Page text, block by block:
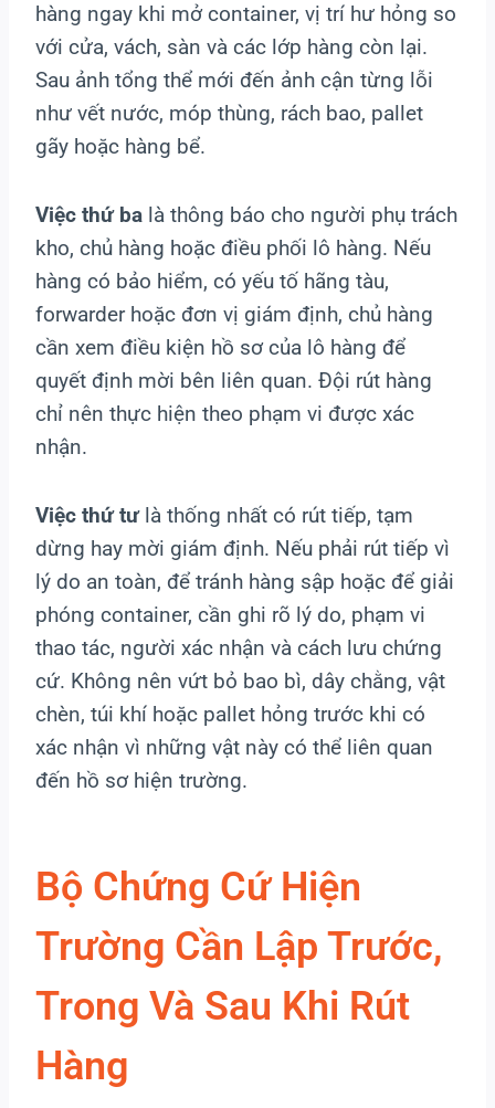
hàng ngay khi mở container, vị trí hư hỏng so
với cửa, vách, sàn và các lớp hàng còn lại.
Sau ảnh tổng thể mới đến ảnh cận từng lỗi
như vết nước, móp thùng, rách bao, pallet
gãy hoặc hàng bể.
Việc thứ ba là thông báo cho người phụ trách
kho, chủ hàng hoặc điều phối lô hàng. Nếu
hàng có bảo hiểm, có yếu tố hãng tàu,
forwarder hoặc đơn vị giám định, chủ hàng
cần xem điều kiện hồ sơ của lô hàng để
quyết định mời bên liên quan. Đội rút hàng
chỉ nên thực hiện theo phạm vi được xác
nhận.
Việc thứ tưlà thống nhất có rút tiếp, tạm
dừng hay mời giám định. Nếu phải rút tiếp vì
lý do an toàn, để tránh hàng sập hoặc để giải
phóng container, cần ghi rõ lý do, phạm vi
thao tác, người xác nhận và cách lưu chứng
cứ. Không nên vứt bỏ bao bì, dây chằng, vật
chèn, túi khí hoặc pallet hỏng trước khi có
xác nhận vì những vật này có thể liên quan
đến hồ sơ hiện trường.
Bộ Chứng Cứ Hiện
Trường Cần Lập Trước,
Trong Và Sau Khi Rút
Hàng